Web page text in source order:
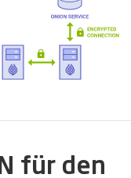
für den